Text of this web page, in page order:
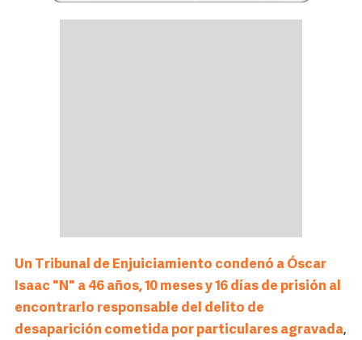
Un Tribunal de Enjuiciamiento condenó a Óscar
Isaac "N" a 46 años, 10 meses y 16 días de prisión al
encontrarlo responsable del delito de
desaparición cometida por particulares agravada,